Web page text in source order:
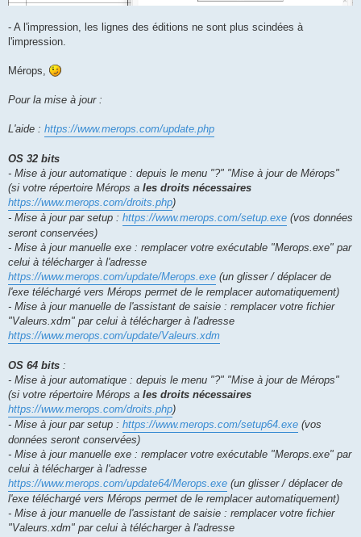
- A l'impression, les lignes des éditions ne sont plus scindées à
l'impression.
Mérops,
Pour la mise à jour :
L'aide : https://www.merops.com/update.php
OS 32 bits
- Mise à jour automatique : depuis le menu "?" "Mise à jour de Mérops"
(si votre répertoire Mérops a les droits nécessaires
https://www.merops.com/droits.php)
- Mise à jour par setup : https://www.merops.com/setup.exe (vos données
seront conservées)
- Mise à jour manuelle exe : remplacer votre exécutable "Merops.exe" par
celui à télécharger à l'adresse
https://www.merops.com/update/Merops.exe (un glisser / déplacer de
l'exe téléchargé vers Mérops permet de le remplacer automatiquement)
- Mise à jour manuelle de l'assistant de saisie : remplacer votre fichier
"Valeurs.xdm" par celui à télécharger à l'adresse
https://www.merops.com/update/Valeurs.xdm
OS 64 bits :
- Mise à jour automatique : depuis le menu "?" "Mise à jour de Mérops"
(si votre répertoire Mérops a les droits nécessaires
https://www.merops.com/droits.php)
- Mise à jour par setup : https://www.merops.com/setup64.exe (vos
données seront conservées)
- Mise à jour manuelle exe : remplacer votre exécutable "Merops.exe" par
celui à télécharger à l'adresse
https://www.merops.com/update64/Merops.exe (un glisser / déplacer de
l'exe téléchargé vers Mérops permet de le remplacer automatiquement)
- Mise à jour manuelle de l'assistant de saisie : remplacer votre fichier
"Valeurs.xdm" par celui à télécharger à l'adresse